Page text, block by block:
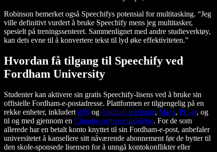
Robinson bemerket også Speechifys potensial for multitasking. “Jeg
ville definitivt vurdert å bruke Speechify mens jeg multitasker,
spesielt på treningssenteret. Sammenlignet med andre studieverktøy,
kan dets evne til å konvertere tekst til lyd øke effektiviteten.”
Hvordan få tilgang til Speechify ved
Fordham University
Studenter kan aktivere sin gratis Speechify-lisens ved å bruke sin
offisielle Fordham-e-postadresse. Plattformen er tilgjengelig på en
rekke enheter, inkludert iOS og Android-telefoner, Macs, PC-er, og
til og med gjennom en Chrome-nettleserutvidelse. For de som
allerede har en betalt konto knyttet til sin Fordham-e-post, anbefaler
universitetet å kansellere sitt nåværende abonnement før de bytter til
den skole-sponsede lisensen for å unngå kontokonflikter eller